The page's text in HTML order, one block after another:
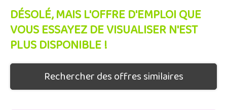
DÉSOLÉ, MAIS L'OFFRE D'EMPLOI QUE
VOUS ESSAYEZ DE VISUALISER N'EST
PLUS DISPONIBLE !
Rechercher des offres similaires